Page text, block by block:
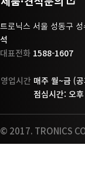
트로닉스 서울 성동구
석
대표전화 1588-1607
영업시간 매주 월~금 (
점심시간: 오
© 2017. TRONICS